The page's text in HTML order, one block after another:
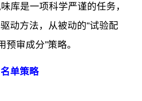
库是一项科学严谨的任务，
动方法，从被动的“试验配
预审成分”策略。
单策略